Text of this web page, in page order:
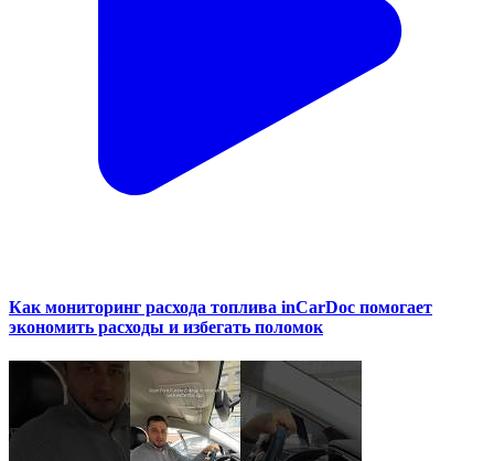
Как мониторинг расхода топлива inCarDoc помогает
экономить расходы и избегать поломок